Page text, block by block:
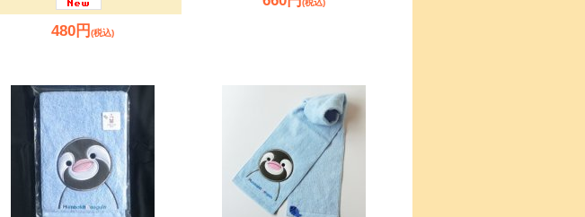
480円 (税込)
(税込)